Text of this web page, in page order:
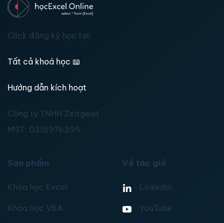
Click đăng ký học tại:
Tất cả khoá học 📖
Hướng dẫn kích hoạt
Công ty TNHH Zeitgeist
MST: 0315976395
Sản phẩm
Khóa học Excel
Khóa học VBA
Về tác giả
Linkedin
YouTube